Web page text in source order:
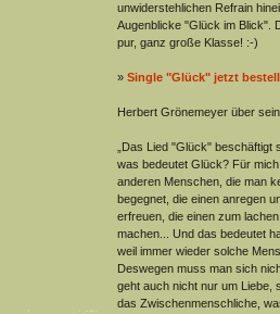
unwiderstehlichen Refrain
Augenblicke "Glück im Blick".
pur, ganz große Klasse! :-)
» Single "Glück" jetzt
Herbert Grönemeyer über
„Das Lied "Glück"
was bedeutet Glück? Für
anderen Menschen, die man
begegnet, die einen anregen
erfreuen, die einen zum
machen... Und das bedeutet
weil immer wieder solche
Deswegen muss man sich
geht auch nicht nur um Liebe,
das Zwischenmenschliche,